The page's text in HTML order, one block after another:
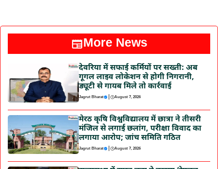
More News
देवरिया में सफाई कर्मियों पर सख्ती: अब
गूगल लाइव लोकेशन से होगी निगरानी,
ड्यूटी से गायब मिले तो कार्रवाई
Jagrut Bharat | August 7, 2026
मेरठ कृषि विश्वविद्यालय में छात्रा ने तीसरी
मंजिल से लगाई छलांग, परीक्षा विवाद का
लगाया आरोप; जांच समिति गठित
Jagrut Bharat | August 7, 2026